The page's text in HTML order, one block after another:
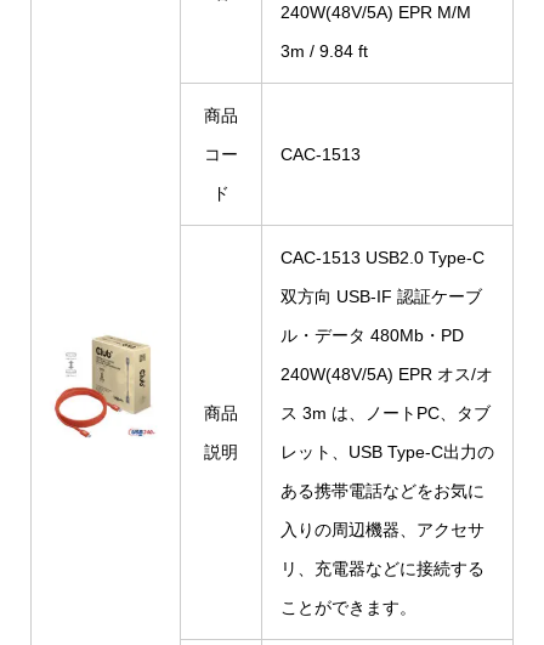
240W(48V/5A) EPR M/M
3m / 9.84 ft
商品
コー
ド
CAC-1513
商品
説明
CAC-1513 USB2.0 Type-C
双方向 USB-IF 認証ケーブ
ル・データ 480Mb・PD
240W(48V/5A) EPR オス/オ
ス 3m は、ノートPC、タブ
レット、USB Type-C出力の
ある携帯電話などをお気に
入りの周辺機器、アクセサ
リ、充電器などに接続する
ことができます。